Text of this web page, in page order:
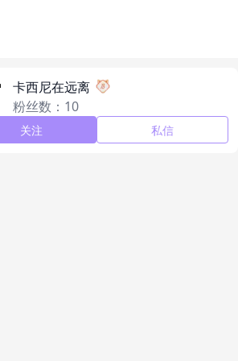
卡西尼在远离
粉丝数：10
关注 私信